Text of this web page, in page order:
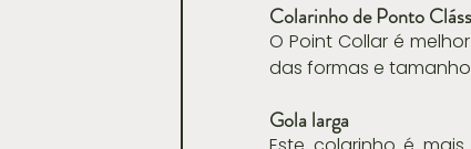
Colarinho de Ponto
O Point Collar é
das formas e
Gola larga